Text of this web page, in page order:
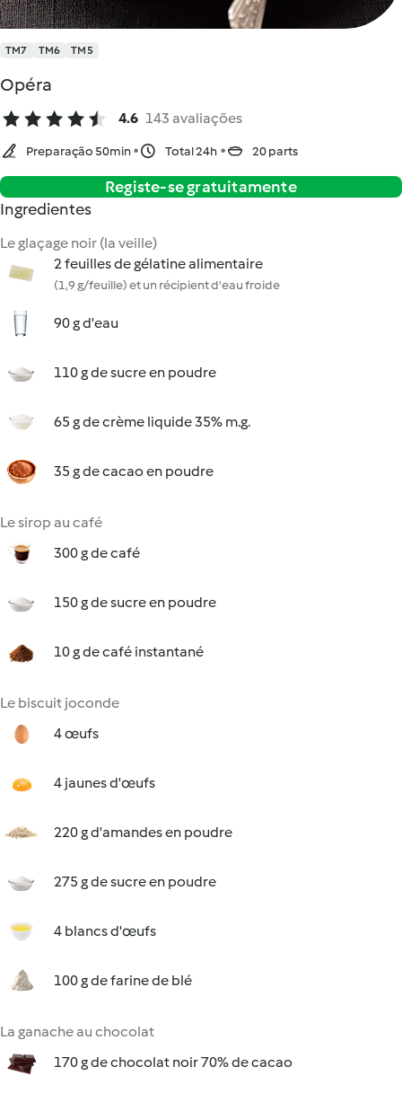
TM7 TM6 TM5
Opéra
4.6 143 avaliações
Preparação 50min Total 24h 20 parts
Registe-se gratuitamente
Ingredientes
Le glaçage noir (la veille)
2 feuilles de gélatine alimentaire
(1,9 g/feuille) et un récipient d'eau froide
90 g d'eau
110 g de sucre en poudre
65 g de crème liquide 35% m.g.
35 g de cacao en poudre
Le sirop au café
300 g de café
150 g de sucre en poudre
10 g de café instantané
Le biscuit joconde
4 œufs
4 jaunes d'œufs
220 g d'amandes en poudre
275 g de sucre en poudre
4 blancs d'œufs
100 g de farine de blé
La ganache au chocolat
170 g de chocolat noir 70% de cacao